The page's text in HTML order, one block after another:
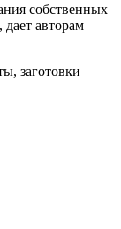
собственных
авторам
заготовки